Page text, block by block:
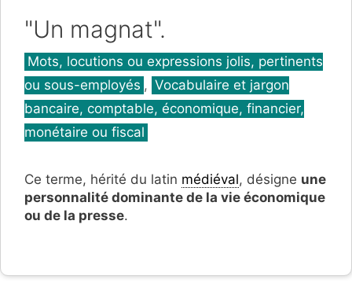
"Un magnat".
Catégories
Mots, locutions ou expressions jolis, pertinents
ou sous-employés , Vocabulaire et jargon
bancaire, comptable, économique, financier,
monétaire ou fiscal
Ce terme, hérité du latin médiéval, désigne une
personnalité dominante de la vie économique
ou de la presse.